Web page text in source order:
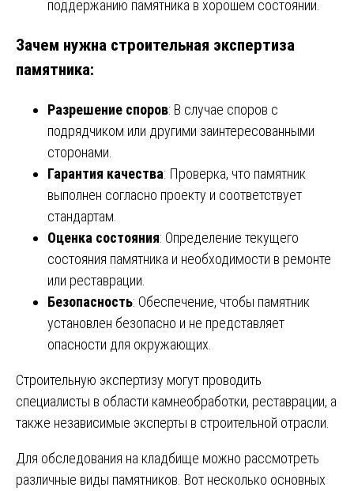
поддержанию памятника в хорошем состоянии.
Зачем нужна строительная экспертиза
памятника:
Разрешение споров: В случае споров с
подрядчиком или другими заинтересованными
сторонами.
Гарантия качества: Проверка, что памятник
выполнен согласно проекту и соответствует
стандартам.
Оценка состояния: Определение текущего
состояния памятника и необходимости в ремонте
или реставрации.
Безопасность: Обеспечение, чтобы памятник
установлен безопасно и не представляет
опасности для окружающих.
Строительную экспертизу могут проводить
специалисты в области камнеобработки, реставрации, а
также независимые эксперты в строительной отрасли.
Для обследования на кладбище можно рассмотреть
различные виды памятников. Вот несколько основных